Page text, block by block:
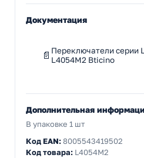
Документация
Переключатели серии
L4054M2 Bticino
Дополнительная
В упаковке 1 шт
Код EAN:8005543419502
Код товара: L4054M2